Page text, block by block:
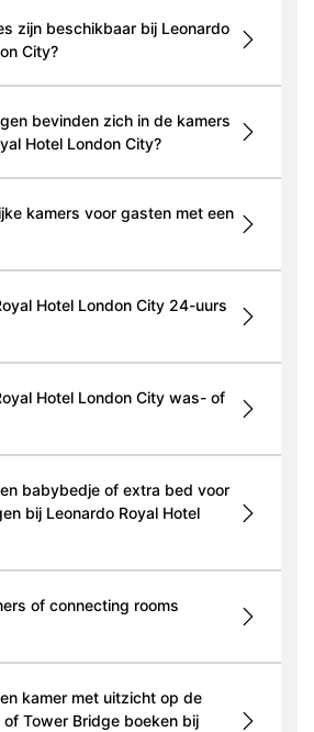
zijn beschikbaar bij Leonardo
City?
bevinden zich in de kamers
Hotel London City?
kamers voor gasten met een
Hotel London City 24-uurs
Hotel London City was- of
babybedje of extra bed voor
bij Leonardo Royal Hotel
of connecting rooms
kamer met uitzicht op de
Tower Bridge boeken bij